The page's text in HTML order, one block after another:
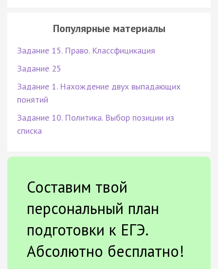
Популярные материалы
Задание 15. Право. Классфицикация
Задание 25
Задание 1. Нахождение двух выпадающих
понятий
Задание 10. Политика. Выбор позиции из
списка
Составим твой
персональный план
подготовки к ЕГЭ.
Абсолютно бесплатно!